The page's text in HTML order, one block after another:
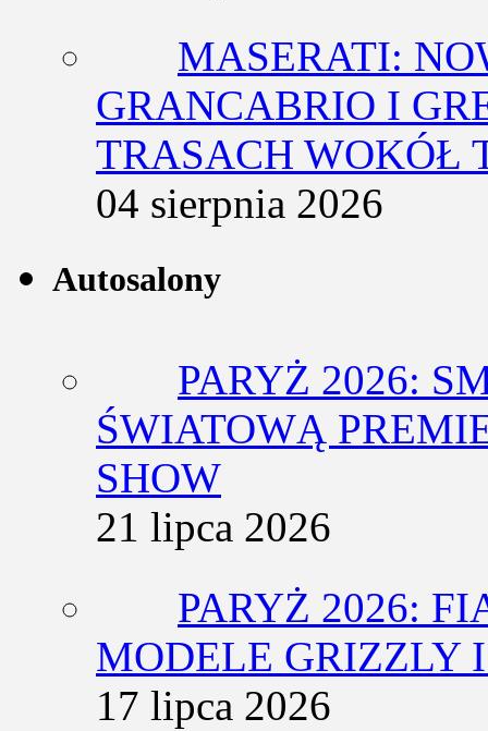
MASERATI:
GRANCABRIO I
TRASACH WOKÓŁ
04 sierpnia 2026
Autosalony
PARYŻ 2026:
ŚWIATOWĄ
SHOW
21 lipca 2026
PARYŻ 2026:
MODELE GRIZZLY
17 lipca 2026